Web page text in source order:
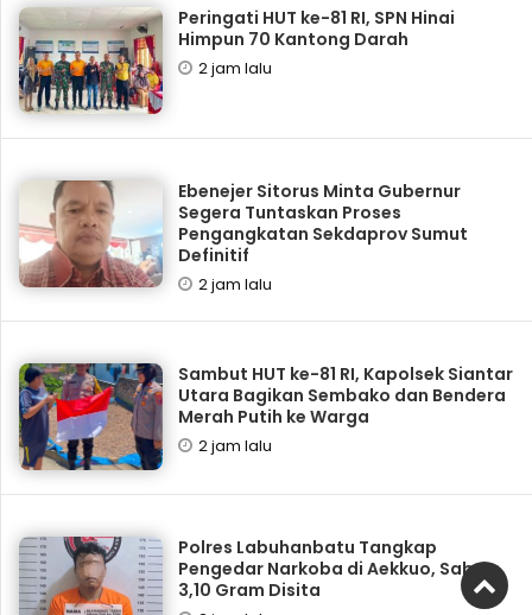
Peringati HUT ke-81 RI, SPN Hinai
Himpun 70 Kantong Darah
2 jam lalu
Ebenejer Sitorus Minta Gubernur
Segera Tuntaskan Proses
Pengangkatan Sekdaprov Sumut
Definitif
2 jam lalu
Sambut HUT ke-81 RI, Kapolsek Siantar
Utara Bagikan Sembako dan Bendera
Merah Putih ke Warga
2 jam lalu
Polres Labuhanbatu Tangkap
Pengedar Narkoba di Aekkuo, Sabu
3,10 Gram Disita